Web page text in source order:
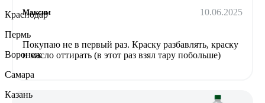
Максим 10.06.2025
Покупаю не в первый раз. Краску разбавлять, краску
и масло оттирать (в этот раз взял тару побольше)
Краснодар
Пермь
Воронеж
Самара
Казань